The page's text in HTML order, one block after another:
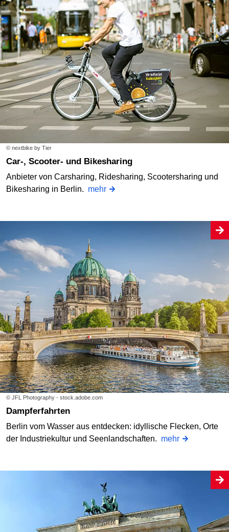
© nextbike by Tier
Car-, Scooter- und Bikesharing
Anbieter von Carsharing, Ridesharing, Scootersharing und
Bikesharing in Berlin. mehr
© JFL Photography - stock.adobe.com
Dampferfahrten
Berlin vom Wasser aus entdecken: idyllische Flecken, Orte
der Industriekultur und Seenlandschaften. mehr